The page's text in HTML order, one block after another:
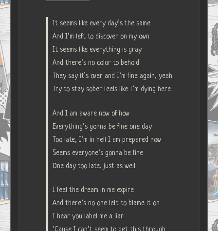
It seems like every day’s the same
And I’m left to discover on my own
It seems like everything is gray
And there’s no color to behold
They say it’s over and I’m fine again, yeah
Try to stay sober feels like I’m dying here
And I am aware now of how
Everything’s gonna be fine one day
Too late, I’m in hell I am prepared now
Seems everyone’s gonna be fine
One day too late, just as well
I feel the dream in me expire
And there’s no one left to blame it on
I hear you label me a liar